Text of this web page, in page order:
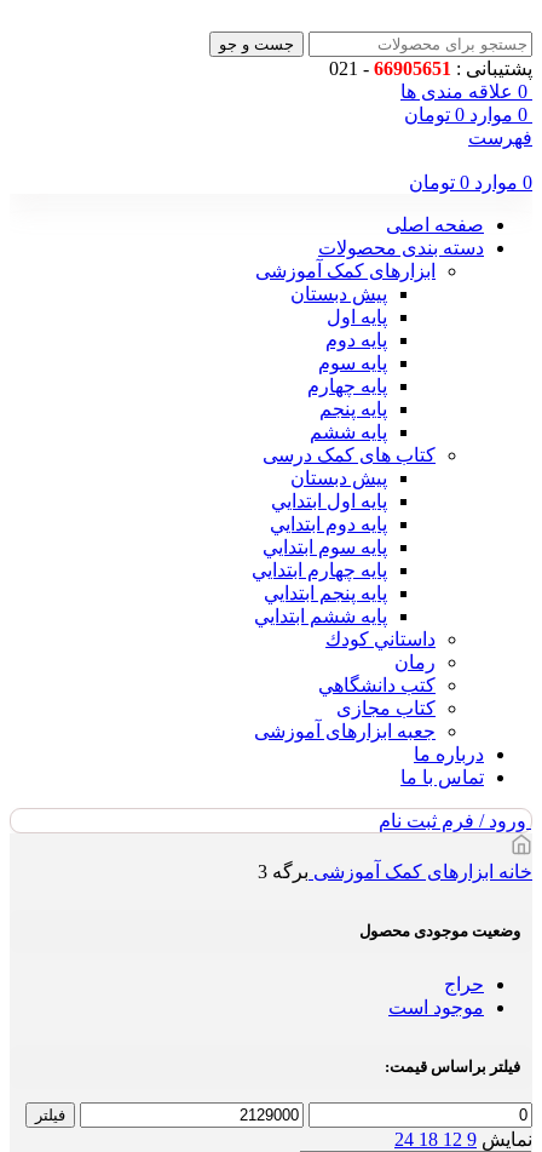
جست و جو
پشتیبانی : 66905651
- 021
0 علاقه مندی ها
0 موارد 0 تومان
فهرست
0 موارد 0 تومان
صفحه اصلی
دسته بندی محصولات
ابزارهای کمک آموزشی
پیش دبستان
پایه اول
پایه دوم
پایه سوم
پایه چهارم
پايه پنجم
پایه ششم
کتاب های کمک درسی
پیش دبستان
پايه اول ابتدايي
پايه دوم ابتدايي
پايه سوم ابتدايي
پايه چهارم ابتدايي
پايه پنجم ابتدايي
پايه ششم ابتدايي
داستاني كودك
رمان
كتب دانشگاهي
کتاب مجازی
جعبه ابزارهای آموزشی
درباره ما
تماس با ما
ورود / فرم ثبت نام
خانه ابزارهای کمک آموزشی برگه 3
وضعیت موجودی محصول
حراج
موجود است
فیلتر براساس قیمت:
حداقل
قیمت
حداکثر
فیلتر
نمایش 9
12
18
24